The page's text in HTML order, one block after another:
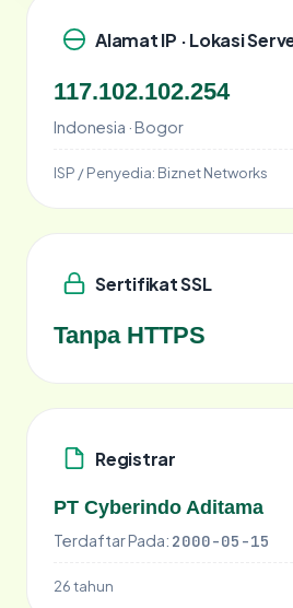
Alamat IP · Lokasi
117.102.102.254
Indonesia · Bogor
ISP / Penyedia: Biznet Networks
Sertifikat SSL
Tanpa HTTPS
Registrar
PT Cyberindo Aditama
Terdaftar Pada: 2000-05-15
26 tahun